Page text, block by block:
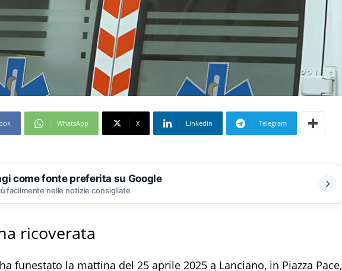
WhatsApp X Linkedin Telegram
come fonte preferita su Google
facilmente nelle notizie consigliate
ricoverata
funestato la mattina del 25 aprile 2025 a Lanciano, in Piazza Pace,